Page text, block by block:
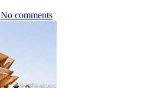
No comments